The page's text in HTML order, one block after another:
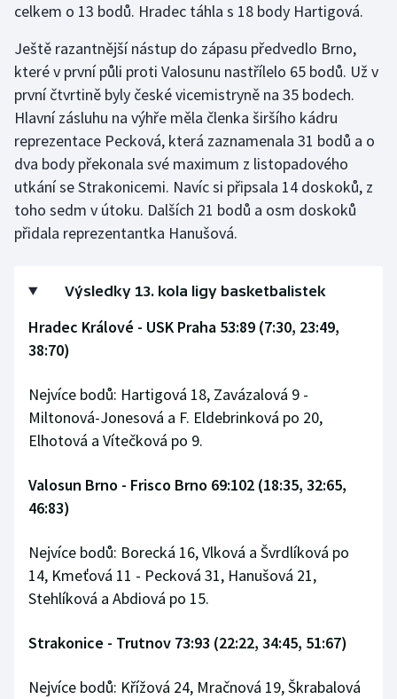
Judo
Krasobruslení
Lezení
Lyže a snowboard
Moderní pětiboj
Motorsport
Olympijské hry
Plavání
Ragby
Rychlobruslení
Rychlostní kanoistika
celkem o 13 bodů. Hradec táhla s 18 body Hartigová.
Ještě razantnější nástup do zápasu předvedlo Brno,
které v první půli proti Valosunu nastřílelo 65 bodů. Už v
první čtvrtině byly české vicemistryně na 35 bodech.
Hlavní zásluhu na výhře měla členka širšího kádru
reprezentace Pecková, která zaznamenala 31 bodů a o
dva body překonala své maximum z listopadového
utkání se Strakonicemi. Navíc si připsala 14 doskoků, z
toho sedm v útoku. Dalších 21 bodů a osm doskoků
přidala reprezentantka Hanušová.
Výsledky 13. kola ligy basketbalistek
Hradec Králové - USK Praha 53:89 (7:30, 23:49,
38:70)
Nejvíce bodů: Hartigová 18, Zavázalová 9 -
Miltonová-Jonesová a F. Eldebrinková po 20,
Elhotová a Vítečková po 9.
Valosun Brno - Frisco Brno 69:102 (18:35, 32:65,
46:83)
Nejvíce bodů: Borecká 16, Vlková a Švrdlíková po
14, Kmeťová 11 - Pecková 31, Hanušová 21,
Stehlíková a Abdiová po 15.
Strakonice - Trutnov 73:93 (22:22, 34:45, 51:67)
Nejvíce bodů: Křížová 24, Mračnová 19, Škrabalová